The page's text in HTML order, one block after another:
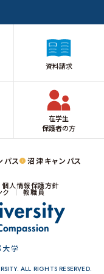
パス 沼津キャンパス
資料請求
在学生
保護者の方
学
個人情報保護方針
ク 教職員
ALL RIGHTS RESERVED.